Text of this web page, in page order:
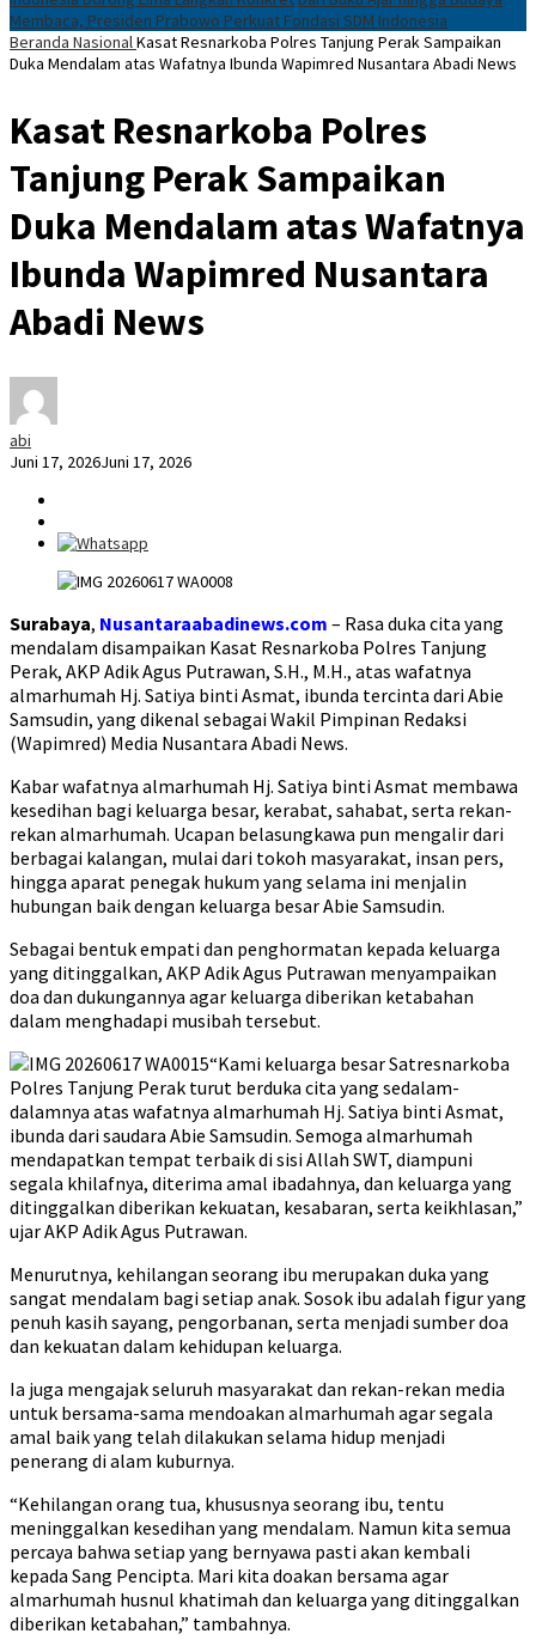
Membaca, Presiden Prabowo Perkuat Fondasi SDM Indonesia
Beranda NasionalKasat Resnarkoba Polres Tanjung Perak Sampaikan
Duka Mendalam atas Wafatnya Ibunda Wapimred Nusantara Abadi News
Kasat Resnarkoba Polres
Tanjung Perak Sampaikan
Duka Mendalam atas Wafatnya
Ibunda Wapimred Nusantara
Abadi News
abi
Juni 17, 2026Juni 17, 2026
Surabaya, Nusantaraabadinews.com – Rasa duka cita yang
mendalam disampaikan Kasat Resnarkoba Polres Tanjung
Perak, AKP Adik Agus Putrawan, S.H., M.H., atas wafatnya
almarhumah Hj. Satiya binti Asmat, ibunda tercinta dari Abie
Samsudin, yang dikenal sebagai Wakil Pimpinan Redaksi
(Wapimred) Media Nusantara Abadi News.
Kabar wafatnya almarhumah Hj. Satiya binti Asmat membawa
kesedihan bagi keluarga besar, kerabat, sahabat, serta rekan-
rekan almarhumah. Ucapan belasungkawa pun mengalir dari
berbagai kalangan, mulai dari tokoh masyarakat, insan pers,
hingga aparat penegak hukum yang selama ini menjalin
hubungan baik dengan keluarga besar Abie Samsudin.
Sebagai bentuk empati dan penghormatan kepada keluarga
yang ditinggalkan, AKP Adik Agus Putrawan menyampaikan
doa dan dukungannya agar keluarga diberikan ketabahan
dalam menghadapi musibah tersebut.
“Kami keluarga besar Satresnarkoba
Polres Tanjung Perak turut berduka cita yang sedalam-
dalamnya atas wafatnya almarhumah Hj. Satiya binti Asmat,
ibunda dari saudara Abie Samsudin. Semoga almarhumah
mendapatkan tempat terbaik di sisi Allah SWT, diampuni
segala khilafnya, diterima amal ibadahnya, dan keluarga yang
ditinggalkan diberikan kekuatan, kesabaran, serta keikhlasan,”
ujar AKP Adik Agus Putrawan.
Menurutnya, kehilangan seorang ibu merupakan duka yang
sangat mendalam bagi setiap anak. Sosok ibu adalah figur yang
penuh kasih sayang, pengorbanan, serta menjadi sumber doa
dan kekuatan dalam kehidupan keluarga.
Ia juga mengajak seluruh masyarakat dan rekan-rekan media
untuk bersama-sama mendoakan almarhumah agar segala
amal baik yang telah dilakukan selama hidup menjadi
penerang di alam kuburnya.
“Kehilangan orang tua, khususnya seorang ibu, tentu
meninggalkan kesedihan yang mendalam. Namun kita semua
percaya bahwa setiap yang bernyawa pasti akan kembali
kepada Sang Pencipta. Mari kita doakan bersama agar
almarhumah husnul khatimah dan keluarga yang ditinggalkan
diberikan ketabahan,” tambahnya.